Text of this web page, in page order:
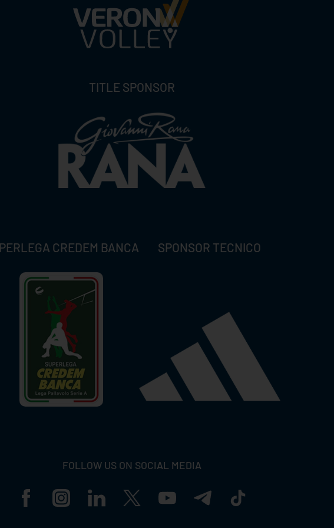
TITLE SPONSOR
CREDEM BANCA SPONSOR TECNICO
FOLLOW US ON SOCIAL MEDIA